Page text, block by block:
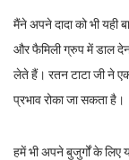
मैंने अपने दादा को भी यही
और फैमिली ग्रुप में डाल
लेते हैं। रतन टाटा जी ने
प्रभाव रोका जा सकता है।
हमें भी अपने बुजुर्गों के लिए